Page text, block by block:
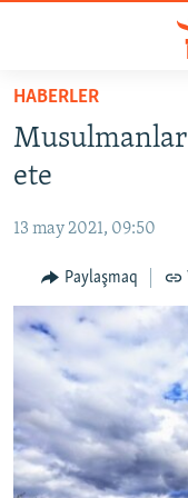
Esas
qaytmaq
Baş
qaytmaq
qaytmaq
HABERLER
CEMİYET
MEDENİYET
İNSAN AQLARI
VİDEO
SÜRET
BLOGLAR
FİKİR
HABERLER
Musulmanlar
ete
13 may 2021, 09:50
Paylaşmaq